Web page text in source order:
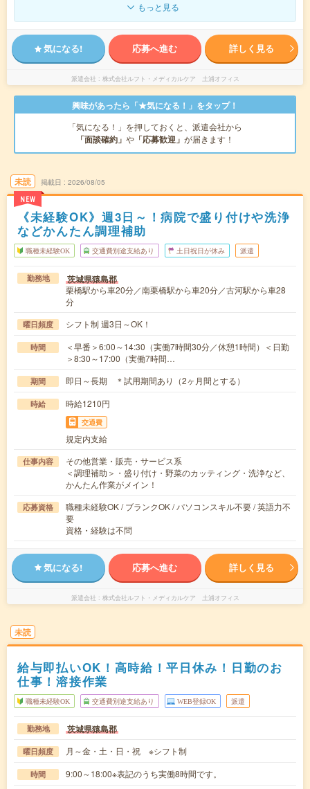
もっと見る
気になる! 応募へ進む 詳しく見る
派遣会社 株式会社ルフト・メディカルケア 土浦オフィス
興味があったら「★気になる！」をタップ！
「気になる！」を押しておくと、派遣会社から
「面談確約」 や 「応募歓迎」 が届きます！
未読
NEW
掲載日 2026/08/05
《未経験OK》週3日～！病院で盛り付けや洗浄
などかんたん調理補助
職種未経験OK 交通費別途支給あり 土日祝日が休み 派遣
勤務地 茨城県猿島郡
栗橋駅から車20分／南栗橋駅から車20分／古河駅から車28
分
曜日頻度 シフト制 週3日～OK！
時間
＜早番＞6:00～14:30（実働7時間30分／休憩1時間）＜日勤
＞8:30～17:00（実働7時間…
期間 即日～長期 ＊試用期間あり（2ヶ月間とする）
時給 時給1210円
交通費
規定内支給
仕事内容
その他営業・販売・サービス系
＜調理補助＞・盛り付け・野菜のカッティング・洗浄など、
かんたん作業がメイン！
応募資格
職種未経験OK / ブランクOK / パソコンスキル不要 / 英語力不
要
資格・経験は不問
気になる! 応募へ進む 詳しく見る
派遣会社 株式会社ルフト・メディカルケア 土浦オフィス
未読
給与即払いOK！高時給！平日休み！日勤のお
仕事！溶接作業
職種未経験OK 交通費別途支給あり WEB登録OK 派遣
勤務地 茨城県猿島郡
曜日頻度 月～金・土・日・祝 ※シフト制
時間 9:00～18:00※表記のうち実働8時間です。